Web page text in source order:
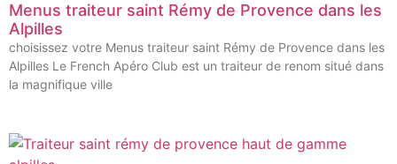
Menus traiteur saint Rémy de Provence dans les
Alpilles
choisissez votre Menus traiteur saint Rémy de Provence dans les
Alpilles Le French Apéro Club est un traiteur de renom situé dans
la magnifique ville